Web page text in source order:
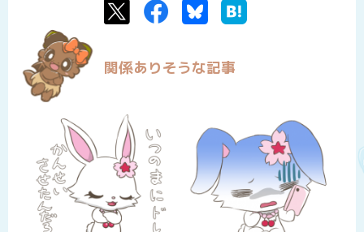
TwitterFacebookBluesky
関係ありそうな記事